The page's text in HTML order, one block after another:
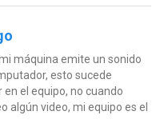
máquina emite un sonido
esto sucede
el equipo, no cuando
algún video, mi equipo es el